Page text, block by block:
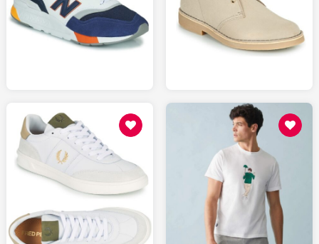
109
SPARTOO.fr
139
SPARTOO.fr
115
SPARTOO.fr
LESLIPFRANCAIS.fr